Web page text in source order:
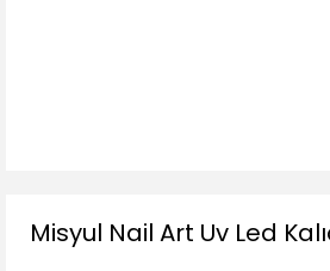
Misyul Nail Art Uv Led